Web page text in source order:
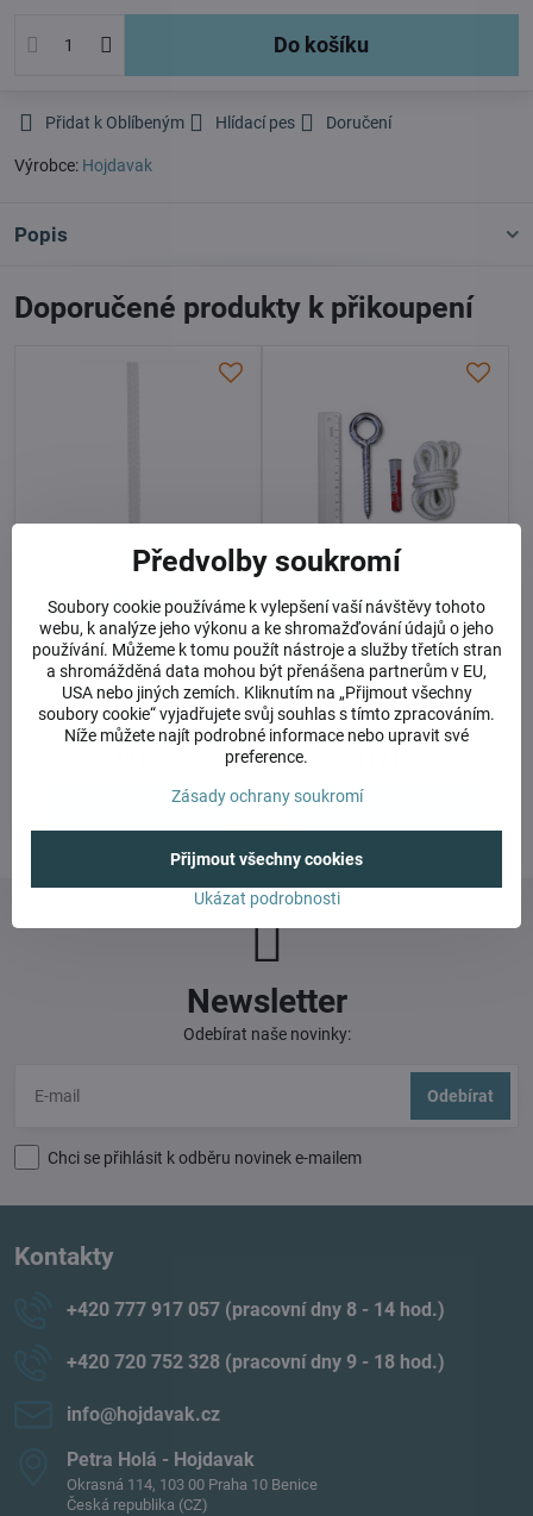
Do košíku
Přidat k Oblíbeným Hlídací pes Doručení
Výrobce: Hojdavak
Popis
Doporučené produkty k přikoupení
Lano k zavěšení nebo
prodloužení závěsu - cena
za 1 m
VELMI ODOLNÉ LANO
(JACHTINGOVÉ) VHODNÉ PRO
ZAVĚŠENÍ VŠECH TYPŮ
HOJDAVAKŮ PRO INTERIÉR I
EXTERIÉR. NOSNOST 200 KG
Skladem
Balíček do stropu
(monolitický beton)
VRUT DO STROPU + HMOŽDINKA
(BETON) + LANO, NOSNOST 200
KG
Skladem
Zobrazit
Newsletter
Odebírat naše novinky:
Odebírat
Chci se přihlásit k odběru novinek e-mailem
Kontakty
+420 777 917 057 (pracovní dny 8 - 14 hod​.)
+420 720 752 328 (pracovní dny 9 - 18 hod​.)
info​@hojdavak​.cz
Petra Holá - Hojdavak
Okrasná 114, 103 00 Praha 10 Benice
Česká republika (CZ)
Předvolby soukromí
Soubory cookie používáme k vylepšení vaší návštěvy tohoto
webu, k analýze jeho výkonu a ke shromažďování údajů o jeho
používání. Můžeme k tomu použít nástroje a služby třetích stran
a shromážděná data mohou být přenášena partnerům v EU,
USA nebo jiných zemích. Kliknutím na „Přijmout všechny
soubory cookie“ vyjadřujete svůj souhlas s tímto zpracováním.
Níže můžete najít podrobné informace nebo upravit své
preference.
Zásady ochrany soukromí
Ukázat podrobnosti
Přijmout všechny cookies